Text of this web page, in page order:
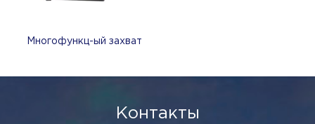
Многофункц-ый захват
Контакты